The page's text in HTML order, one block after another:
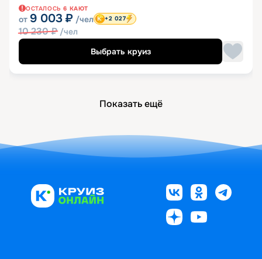
ОСТАЛОСЬ 6 КАЮТ
от 9 003 ₽ /чел
10 230₽ /чел
+2 027
Выбрать круиз
Показать ещё